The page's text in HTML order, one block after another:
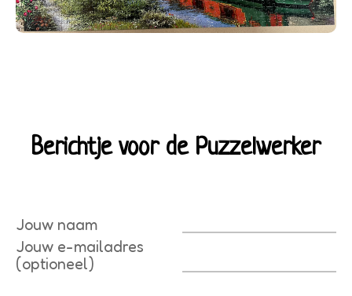
Berichtje voor de Puzzelwerker
Jouw naam
Jouw e-mailadres
(optioneel)